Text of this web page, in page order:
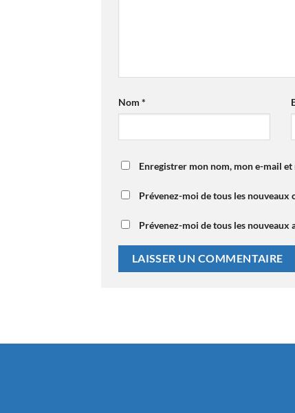
Nom *
Enregistrer mon nom, mon e-mail
Prévenez-moi de tous les nouveaux
Prévenez-moi de tous les nouveaux